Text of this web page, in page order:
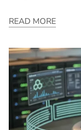
READ MORE